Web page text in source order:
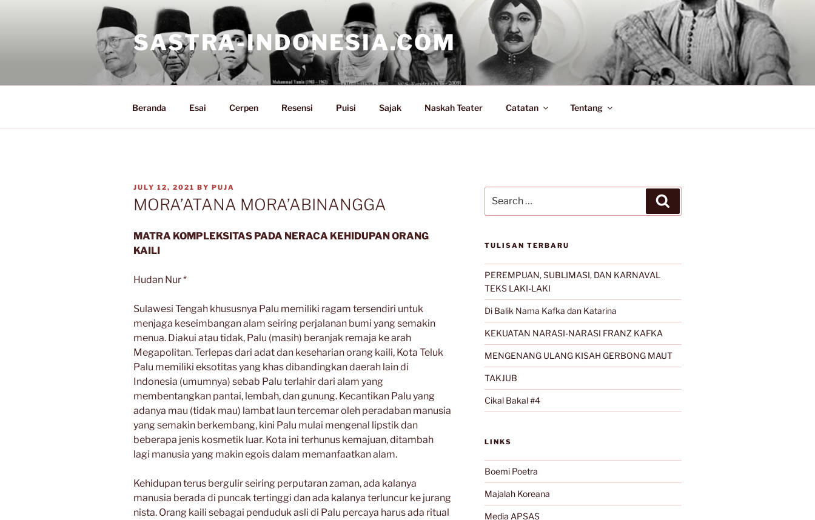
SASTRA-INDONESIA.COM
Beranda Esai Cerpen Resensi Puisi Sajak Naskah Teater Catatan Tentang
POSTED
ON
JULY 12, 2021 BY PUJA
MORA’ATANA MORA’ABINANGGA
MATRA KOMPLEKSITAS PADA NERACA KEHIDUPAN ORANG
KAILI
Hudan Nur *
Sulawesi Tengah khususnya Palu memiliki ragam tersendiri untuk
menjaga keseimbangan alam seiring perjalanan bumi yang semakin
menua. Diakui atau tidak, Palu (masih) beranjak remaja ke arah
Megapolitan. Terlepas dari adat dan keseharian orang kaili, Kota Teluk
Palu memiliki eksotitas yang khas dibandingkan daerah lain di
Indonesia (umumnya) sebab Palu terlahir dari alam yang
membentangkan pantai, lembah, dan gunung. Kecantikan Palu yang
adanya mau (tidak mau) lambat laun tercemar oleh peradaban manusia
yang semakin berkembang, kini Palu mulai mengenal lipstik dan
beberapa jenis kosmetik luar. Kota ini terhunus kemajuan, ditambah
lagi manusia yang makin egois dalam memanfaatkan alam.
Kehidupan terus bergulir seiring perputaran zaman, ada kalanya
manusia berada di puncak tertinggi dan ada kalanya terluncur ke jurang
nista. Orang kaili sebagai penduduk asli di Palu percaya harus ada ritual
for:
TULISAN TERBARU
PEREMPUAN, SUBLIMASI, DAN KARNAVAL
TEKS LAKI-LAKI
Di Balik Nama Kafka dan Katarina
KEKUATAN NARASI-NARASI FRANZ KAFKA
MENGENANG ULANG KISAH GERBONG MAUT
TAKJUB
Cikal Bakal #4
LINKS
Boemi Poetra
Majalah Koreana
Media APSAS